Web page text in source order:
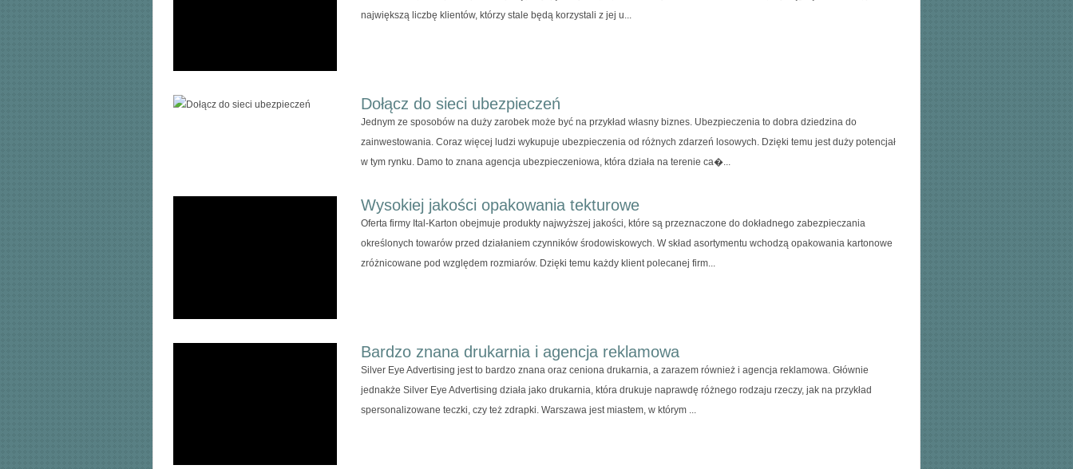
największą liczbę klientów, którzy stale będą korzystali z jej u...
Dołącz do sieci ubezpieczeń
Jednym ze sposobów na duży zarobek może być na przykład własny biznes. Ubezpieczenia to dobra dziedzina do
zainwestowania. Coraz więcej ludzi wykupuje ubezpieczenia od różnych zdarzeń losowych. Dzięki temu jest duży potencjał
w tym rynku. Damo to znana agencja ubezpieczeniowa, która działa na terenie ca�...
Wysokiej jakości opakowania tekturowe
Oferta firmy Ital-Karton obejmuje produkty najwyższej jakości, które są przeznaczone do dokładnego zabezpieczania
określonych towarów przed działaniem czynników środowiskowych. W skład asortymentu wchodzą opakowania kartonowe
zróżnicowane pod względem rozmiarów. Dzięki temu każdy klient polecanej firm...
Bardzo znana drukarnia i agencja reklamowa
Silver Eye Advertising jest to bardzo znana oraz ceniona drukarnia, a zarazem również i agencja reklamowa. Głównie
jednakże Silver Eye Advertising działa jako drukarnia, która drukuje naprawdę różnego rodzaju rzeczy, jak na przykład
spersonalizowane teczki, czy też zdrapki. Warszawa jest miastem, w którym ...